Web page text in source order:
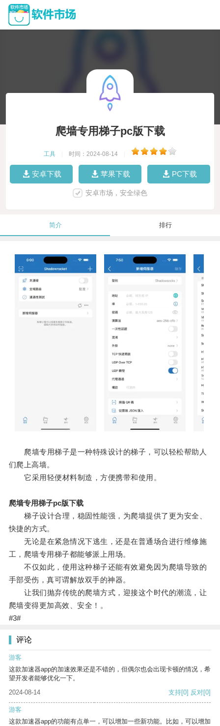
爬墙专用梯子pc版下载
工具 时间：2024-08-14
安卓下载 苹果下载 PC下载
安卓市场，安全绿色
简介 排行
爬墙专用梯子是一种特殊设计的梯子，可以轻松帮助人
们爬上高墙。
它采用轻便材料制造，方便携带和使用。
爬墙专用梯子pc版下载
梯子设计合理，稳固性能强，为爬墙提供了更为安全、
快捷的方式。
无论是在紧急情况下逃生，还是在普通场合进行维修施
工，爬墙专用梯子都能够派上用场。
不仅如此，使用这种梯子还能有效避免因为爬墙导致的
手部受伤，真可谓解放双手的神器。
让我们抛弃传统的爬墙方式，迎接这个时代的潮流，让
爬墙变得更加高效、安全！。
#3#
评论
游客
这款加速器app的加速效果还是不错的，但偶尔也会出现卡顿的情况，希
望开发者能够优化一下。
2024-08-14
支持[0] 反对[0]
游客
这款加速器app的功能有点单一，可以增加一些新功能。比如，可以增加